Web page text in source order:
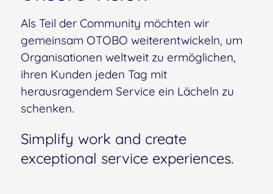
Als Teil der Community möchten wir
gemeinsam OTOBO weiterentwickeln, um
Organisationen weltweit zu ermöglichen,
ihren Kunden jeden Tag mit
herausragendem Service ein Lächeln zu
schenken.
Simplify work and create
exceptional service experiences.